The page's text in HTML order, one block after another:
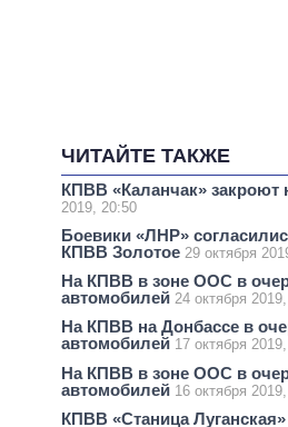
ЧИТАЙТЕ ТАКЖЕ
КПВВ «Каланчак» закроют
2019, 20:50
Боевики «ЛНР»
КПВВ Золотое 29 октября
На КПВВ в зоне ООС в
автомобилей 24 октября
На КПВВ на Донбассе в
автомобилей 17 октября
На КПВВ в зоне ООС в
автомобилей 16 октября
КПВВ «Станица